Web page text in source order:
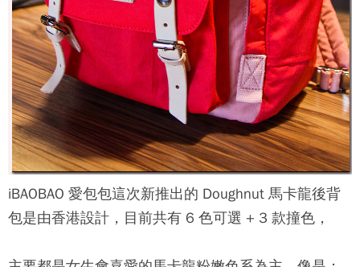
iBAOBAO 愛包包這次新推出的 Doughnut 馬卡龍後背
包是由香港設計，目前共有 6 色可選 + 3 款撞色，